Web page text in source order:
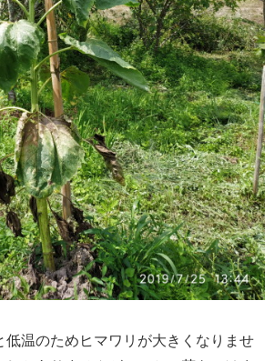
低温のためヒマワリが大きくなりませ